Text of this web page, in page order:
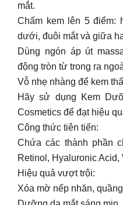
mắt.
Chấm kem lên 5 điểm:
dưới, đuôi mắt và giữa
Dùng ngón áp út
động tròn từ trong ra
Vỗ nhẹ nhàng để kem
Hãy sử dụng Kem
Cosmetics để đạt hiệu
Công thức tiên tiến:
Chứa các thành phần
Retinol, Hyaluronic
Hiệu quả vượt trội:
Xóa mờ nếp nhăn,